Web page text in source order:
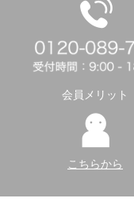
会員メリット
こちらから